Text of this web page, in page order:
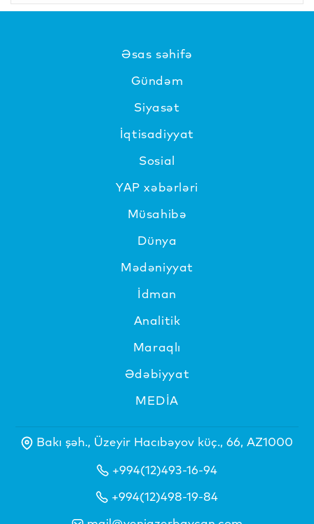
Əsas səhifə
Gündəm
Siyasət
İqtisadiyyat
Sosial
YAP xəbərləri
Müsahibə
Dünya
Mədəniyyat
İdman
Analitik
Maraqlı
Ədəbiyyat
MEDİA
Bakı şəh., Üzeyir Hacıbəyov küç., 66, AZ1000
+994(12)493-16-94
+994(12)498-19-84